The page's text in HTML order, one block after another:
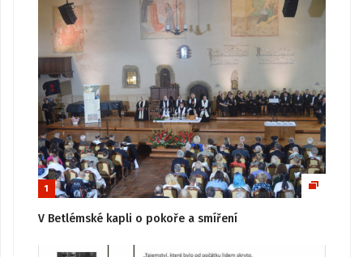
1
V Betlémské kapli o pokoře a smíření